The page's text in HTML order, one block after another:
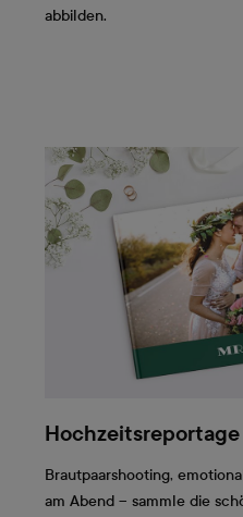
abbilden.
Hochzeitsreportage
Brautpaarshooting,
am Abend – sammle die